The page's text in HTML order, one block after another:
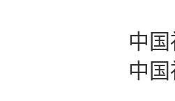
中
中